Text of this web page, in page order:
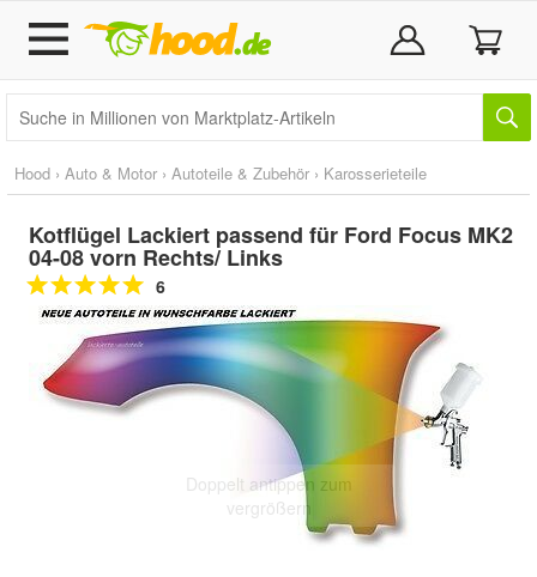
Hood › Auto & Motor › Autoteile & Zubehör › Karosserieteile
Kotflügel Lackiert passend für Ford Focus MK2
04-08 vorn Rechts/ Links
6
Doppelt antippen zum
vergrößern